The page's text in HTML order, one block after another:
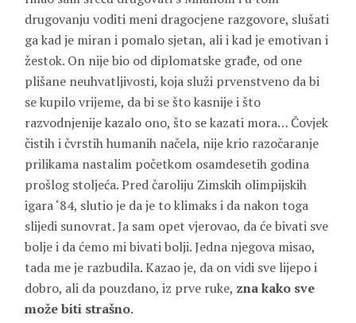
drugovanju voditi meni dragocjene razgovore, slušati
ga kad je miran i pomalo sjetan, ali i kad je emotivan i
žestok. On nije bio od diplomatske građe, od one
plišane neuhvatljivosti, koja služi prvenstveno da bi
se kupilo vrijeme, da bi se što kasnije i što
razvodnjenije kazalo ono, što se kazati mora… Čovjek
čistih i čvrstih humanih načela, nije krio razočaranje
prilikama nastalim početkom osamdesetih godina
prošlog stoljeća. Pred čaroliju Zimskih olimpijskih
igara ‘84, slutio je da je to klimaks i da nakon toga
slijedi sunovrat. Ja sam opet vjerovao, da će bivati sve
bolje i da ćemo mi bivati bolji. Jedna njegova misao,
tada me je razbudila. Kazao je, da on vidi sve lijepo i
dobro, ali da pouzdano, iz prve ruke, zna kako sve
može biti strašno.